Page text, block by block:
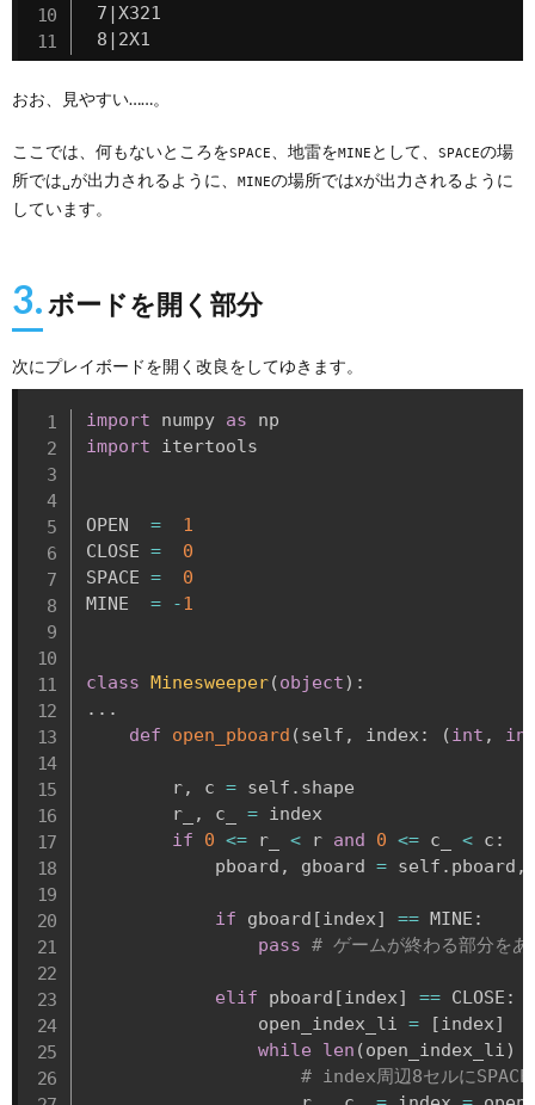
7|X321
8|2X1
おお、見やすい……。
ここでは、何もないところをSPACE 、地雷をMINE として、 SPACEの場
所では␣が出力されるように、 MINEの場所ではXが出力されるように
しています。
3.ボードを開く部分
次にプレイボードを開く改良をしてゆきます。
import numpy as
import itertools
OPEN =
1
CLOSE =
0
SPACE =
0
MINE = -1
class Minesweeper(object) :
. . .
def
open_pboard (self , index : (int ,
        r
, c = self . shape
        r_
, c_ = index
if
0 <= r_ < r and 0 <= c_ < c :
            pboard
, gboard = self . pboard ,
if gboard [index] == MINE :
pass # ゲームが終わる部分をあ
elif pboard [index] == CLOSE :
                open_index_li
= [index]
while
len (open_index_li)
# index周辺8セルにSPACE